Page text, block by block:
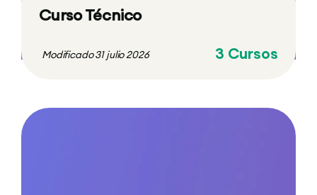
Curso Técnico
Modificado 31 julio 2026 3 Cursos